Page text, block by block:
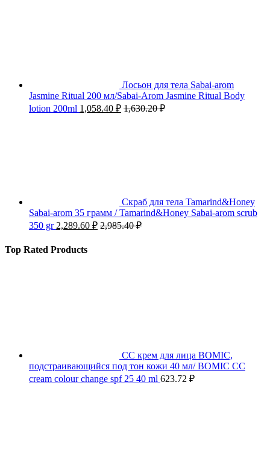
Лосьон для тела Sabai-arom
Jasmine Ritual 200 мл/Sabai-Arom Jasmine Ritual Body
lotion 200ml 1,058.40 ₽ 1,630.20₽
Скраб для тела Tamarind&Honey
Sabai-arom 35 грамм / Tamarind&Honey Sabai-arom scrub
350 gr 2,289.60 ₽ 2,985.40₽
Top Rated Products
СС крем для лица BOMIC,
подстраивающийся под тон кожи 40 мл/ BOMIC CC
cream colour change spf 25 40 ml 623.72 ₽